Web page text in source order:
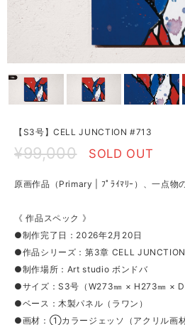
【S3号】CELL JUNCTION #713
¥99,000 SOLD OUT
原画作品（Primary | ﾌﾟﾗｲﾏﾘｰ）、一点物
《 作品スペック 》
●制作完了日：2026年2月20日
●作品シリーズ：第3章 CELL
●制作場所：Art studio ボンドバ
●サイズ：S3号（W273㎜ × H273㎜ ×
●ベース：木製パネル（ラワン）
●画材：①カラージェッソ（アクリル画